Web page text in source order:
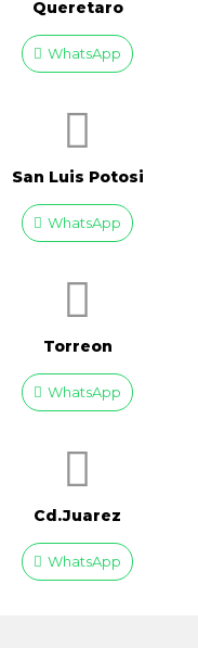
Queretaro
WhatsApp
San Luis Potosi
WhatsApp
Torreon
WhatsApp
Cd.Juarez
WhatsApp